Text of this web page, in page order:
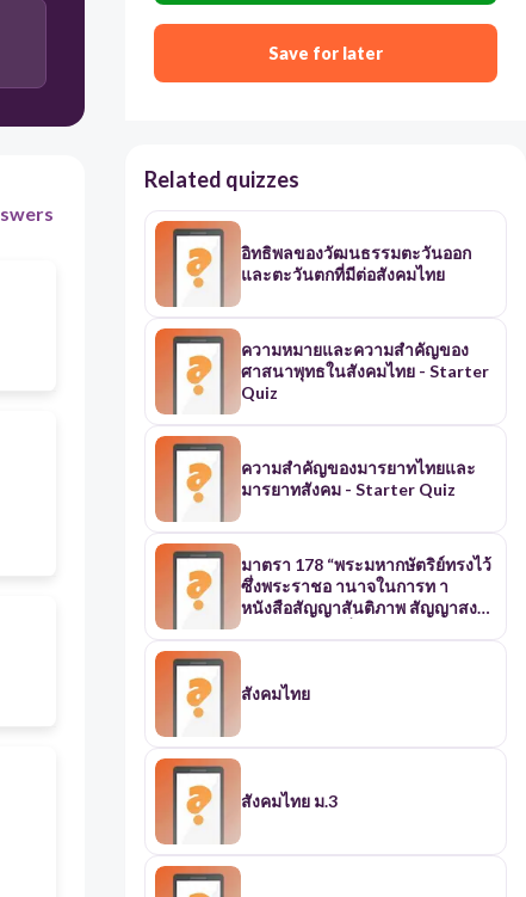
ส่งเสริมให้ประชาชนมีส่วนร่วมแสดงความคิเห็นเพียงด้าน
Save for later
Related quizzes
อิทธิพลของวัฒนธรรมตะวันออก
และตะวันตกที่มีต่อสังคมไทย
ความหมายและความสำคัญของ
ศาสนาพุทธในสังคมไทย - Starter
Quiz
ความสำคัญของมารยาทไทยและ
มารยาทสังคม - Starter Quiz
มาตรา 178 “พระมหากษัตริย์ทรงไว้
ซึ่งพระราชอ านาจในการท า
หนังสือสัญญาสันติภาพ สัญญาสงบ
ศึก และสัญญาอื่นกับนานาประเทศ
อาณาเขตไทย หรือเขตพื้นที่นอก
อธิปไตยหรือมีเขตอ านาจตาม
ราชบัญญัติเพื่อให้การเป็นไปตาม
อื่นที่อาจมีผลกระทบ ต่อความมั่นคง
สังคมไทย
สังคมไทย ม.3